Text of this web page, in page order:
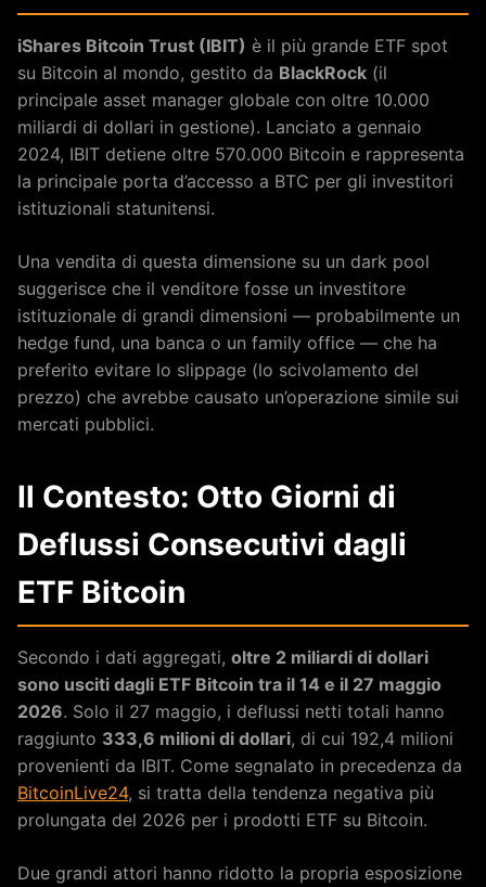
iShares Bitcoin Trust (IBIT) è il più grande ETF spot
su Bitcoin al mondo, gestito da BlackRock (il
principale asset manager globale con oltre 10.000
miliardi di dollari in gestione). Lanciato a gennaio
2024, IBIT detiene oltre 570.000 Bitcoin e rappresenta
la principale porta d’accesso a BTC per gli investitori
istituzionali statunitensi.
Una vendita di questa dimensione su un dark pool
suggerisce che il venditore fosse un investitore
istituzionale di grandi dimensioni — probabilmente un
hedge fund, una banca o un family office — che ha
preferito evitare lo slippage (lo scivolamento del
prezzo) che avrebbe causato un’operazione simile sui
mercati pubblici.
Il Contesto: Otto Giorni di
Deflussi Consecutivi dagli
ETF Bitcoin
Secondo i dati aggregati, oltre 2 miliardi di dollari
sono usciti dagli ETF Bitcoin tra il 14 e il 27 maggio
2026. Solo il 27 maggio, i deflussi netti totali hanno
raggiunto 333,6 milioni di dollari, di cui 192,4 milioni
provenienti da IBIT. Come segnalato in precedenza da
BitcoinLive24, si tratta della tendenza negativa più
prolungata del 2026 per i prodotti ETF su Bitcoin.
Due grandi attori hanno ridotto la propria esposizione